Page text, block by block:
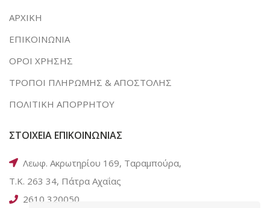
ΑΡΧΙΚΗ
ΕΠΙΚΟΙΝΩΝΙΑ
ΟΡΟΙ ΧΡΗΣΗΣ
ΤΡΟΠΟΙ ΠΛΗΡΩΜΗΣ & ΑΠΟΣΤΟΛΗΣ
ΠΟΛΙΤΙΚΗ ΑΠΟΡΡΗΤΟΥ
ΣΤΟΙΧΕΙΑ ΕΠΙΚΟΙΝΩΝΙΑΣ
Λεωφ. Ακρωτηρίου 169, Ταραμπούρα,
Τ.Κ. 263 34, Πάτρα Αχαΐας
2610 320050